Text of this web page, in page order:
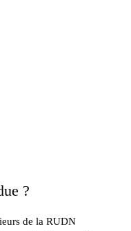
?
de la RUDN